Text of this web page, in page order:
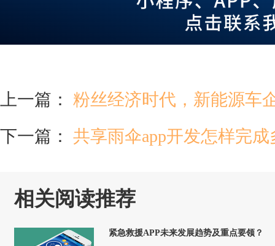
上一篇： 粉丝经济时代，新能源车
下一篇： 共享雨伞app开发怎样完
相关阅读推荐
紧急救援APP未来发展趋势及重点要领？